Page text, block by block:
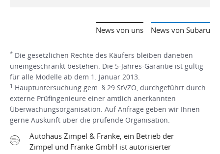
News von Subaru
News von uns
* Die gesetzlichen Rechte des Käufers bleiben daneben
uneingeschränkt bestehen. Die 5-Jahres-Garantie ist gültig
für alle Modelle ab dem 1. Januar 2013.
1 Hauptuntersuchung gem. § 29 StVZO, durchgeführt durch
externe Prüfingenieure einer amtlich anerkannten
Überwachungsorganisation. Auf Anfrage geben wir Ihnen
gerne Auskunft über die prüfende Organisation.
Autohaus Zimpel & Franke, ein Betrieb der
Zimpel und Franke GmbH ist autorisierter